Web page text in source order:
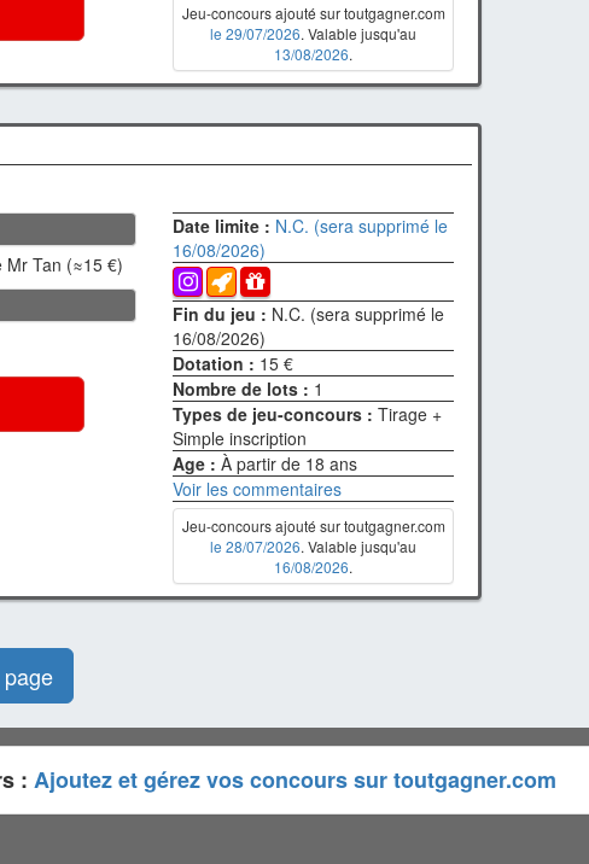
Jeu-concours ajouté sur toutgagner.com
le 29/07/2026. Valable jusqu'au
13/08/2026.
Mr Tan (≈15 €)
Date limite : N.C. (sera supprimé le
16/08/2026)
Fin du jeu : N.C. (sera supprimé le
16/08/2026)
Dotation : 15 €
Nombre de lots : 1
Types de jeu-concours :Tirage +
Simple inscription
Age :À partir de 18 ans
Voir les commentaires
Jeu-concours ajouté sur toutgagner.com
le 28/07/2026. Valable jusqu'au
16/08/2026.
: Ajoutez et gérez vos concours sur toutgagner.com